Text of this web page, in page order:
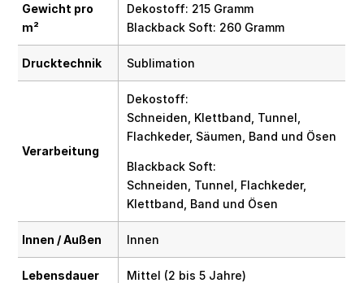
Gewicht pro
m²
Dekostoff: 215 Gramm
Blackback Soft: 260 Gramm
Drucktechnik Sublimation
Verarbeitung
Dekostoff:
Schneiden, Klettband, Tunnel,
Flachkeder, Säumen, Band und Ösen
Blackback Soft:
Schneiden, Tunnel, Flachkeder,
Klettband, Band und Ösen
Innen / Außen Innen
Lebensdauer Mittel (2 bis 5 Jahre)